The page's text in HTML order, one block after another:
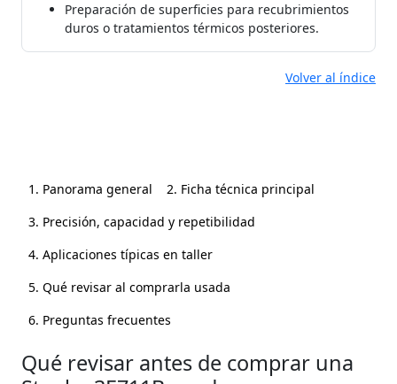
Preparación de superficies para recubrimientos
duros o tratamientos térmicos posteriores.
Volver al índice
1. Panorama general
2. Ficha técnica principal
3. Precisión, capacidad y repetibilidad
4. Aplicaciones típicas en taller
5. Qué revisar al comprarla usada
6. Preguntas frecuentes
Qué revisar antes de comprar una